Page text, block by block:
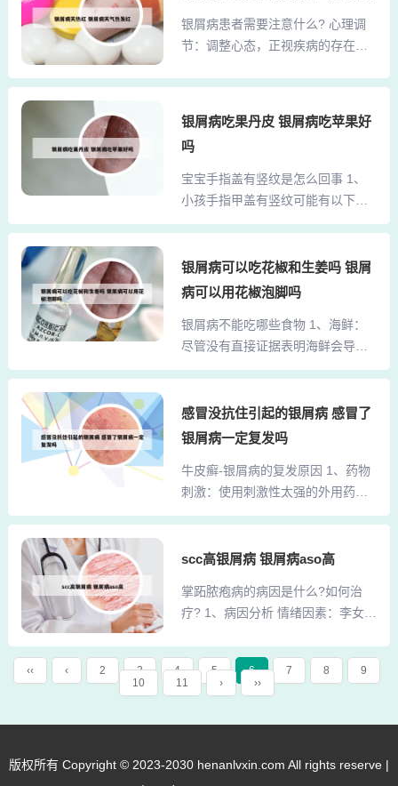
合理化，不挑食、不偏食，同时忌
烟、忌酒。建议多食用豆类、粗
粮、新鲜蔬菜和水果等食品，...
屑病：泛发性脓疱型：常急性发
病，在皮肤上迅速出现针尖至粟粒
皮银屑病：这种类型的银屑病可以
独立出现，也常与身体其他部位的
皮损会先于其他部位出现，因此在
诊断时需要特别注意鉴别。 束状
发：这是头皮银屑病的一个典型
银屑病患者需要注意什么? 心理调
节：调整心态，正视疾病的存在，
心理因素导致的病情加重。预防感
感染或其他系统的感染，因为感染
可能是银屑病的重要诱因。注意事
项 科学饮食：虽然饮食因素仅占诱
发因素的27%，但仍需注意饮食的
导致皮肤破损和感染，加重病情。
适度运动：适当的运动可以提高身
免过度劳累。总结：银屑病患者在
生活中应特别注意作息、饮食、情
绪管理等方面，这些措施有...
银屑病吃果丹皮 银屑病吃苹果好
吗
宝宝手指盖有竖纹是怎么回事 1、
小孩手指甲盖有竖纹可能有以下几
种原因：身体缺少维生素A：主要表
纹。劳累过度、用脑过度或睡眠不
足时也可能出现这种竖纹。可以通
生素A的食物。消化系统问题或身体
缺钙：指甲上出现的棱状竖纹可能
与消化系统不佳有关。2、小孩手指
点：缺乏维生素A：指甲表现：指甲
表面不够光滑，出现明显竖纹。相
睡眠不足时，竖纹会更加明显。消
化不好：指甲表现：指...
银屑病可以吃花椒和生姜吗 银屑
病可以用花椒泡脚吗
银屑病不能吃哪些食物 1、海鲜：
尽管没有直接证据表明海鲜会导致
银屑病，但某些人可能对海鲜过
怀疑海鲜可能引发症状，应避免食
用。某些水果和蔬菜：如草莓、番
物，可能对某些银屑病患者造成皮
肤刺激，引发或加重症状。2、银屑
病患者在饮食上应避免以下食物：
姜、蒜等，这些食物可能刺激皮
鲜类食物容易引发过敏反应，对于
银屑病患者来说，可能诱发或加重
皮损。肥肉和动物油：高脂肪食
物...
感冒没抗住引起的银屑病 感冒了
银屑病一定复发吗
牛皮癣-银屑病的复发原因 1、药物
刺激：使用刺激性太强的外用药，
如某些浓度高、刺激性强的软膏、
从而促使牛皮癣加重或泛发。药物
大，但可能作为过敏物质引发皮肤
过敏性接触性皮炎，进而诱发严重
可能引起药物性皮炎，从而诱发牛
皮癣。2、在冬春季受扁桃体炎、感
激，精神紧张，饮食不节等因素而
癣复发的主要因素之一，因此在日
scc高银屑病 银屑病aso高
掌跖脓疱病的病因是什么?如何治
疗? 1、病因分析 情绪因素：李女士
会导致气滞血瘀，使得皮肤不能得
到有效的滋养和排毒。饮食习惯：
她的饮食习惯偏向辛辣刺激，可能
脓疱病的病因通常不明显，但可能
‹‹ ‹ 2 3 4 5 6 7 8
9
10
11 › ››
版权所有 Copyright © 2023-2030 henanlvxin.com All rights reserve |